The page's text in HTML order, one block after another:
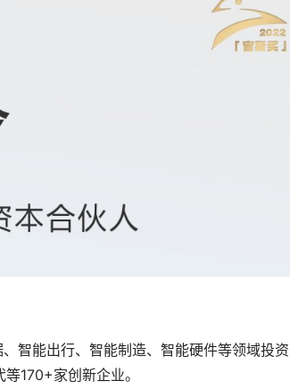
智能出行、智能制造、智能硬件等领域投
170+家创新企业。